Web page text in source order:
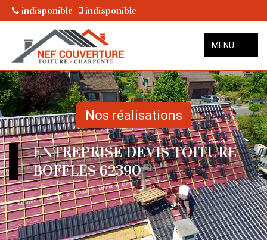
indisponible indisponible
MENU
Nos réalisations
ENTREPRISE DEVIS TOITURE
BOFFLES 62390